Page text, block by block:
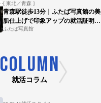
[ 東北／青森 ]
青森駅徒歩13分｜ふたば写真館の美
肌仕上げで印象アップの就活証明写
真を
ふたば写真館
COLUMN
就活コラム